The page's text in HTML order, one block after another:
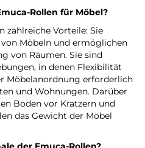
Rollen für Möbel?
zahlreiche Vorteile: Sie
Möbeln und ermöglichen
von Räumen. Sie sind
in denen Flexibilität
Möbelanordnung erforderlich
und Wohnungen. Darüber
Boden vor Kratzern und
das Gewicht der Möbel